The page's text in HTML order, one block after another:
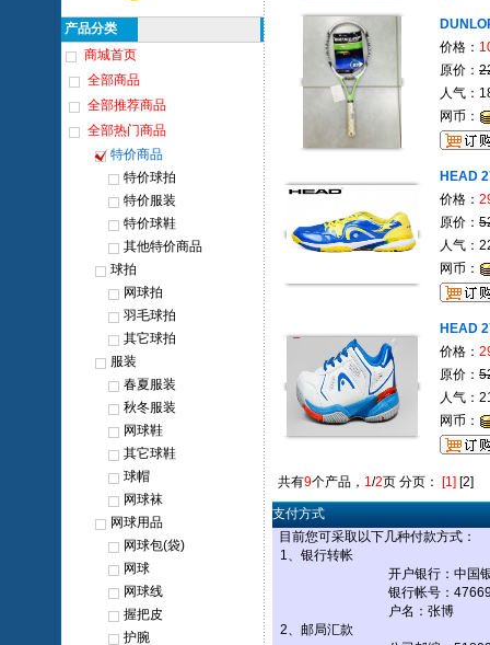
产品分类
商城首页
全部商品
全部推荐商品
全部热门商品
特价商品
特价球拍
特价服装
特价球鞋
其他特价商品
球拍
网球拍
羽毛球拍
其它球拍
服装
春夏服装
秋冬服装
网球鞋
其它球鞋
球帽
网球袜
网球用品
网球包(袋)
网球
网球线
握把皮
护腕
价格：
原价：
人气：
网币：
HEAD
价格：
原价：
人气：
网币：
HEAD
价格：
原价：
人气：
网币：
共有9个产品， 1/2页 分页： [1] [2]
支付方式
目前您可采取以下几种付款方式：
1、银行转帐
开户银行：中国
银行帐号：
户名：张博
2、邮局汇款